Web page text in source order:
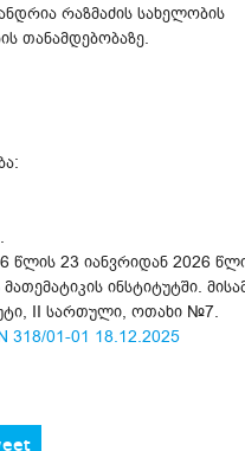
რაზმაძის სახელობის
თანამდებობაზე.
წლის 23 იანვრიდან 2026
ინსტიტუტში.
II სართული, ოთახი №7.
318/01-01 18.12.2025